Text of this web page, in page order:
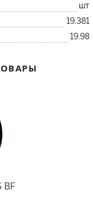
шт
19.381
19.98
BF